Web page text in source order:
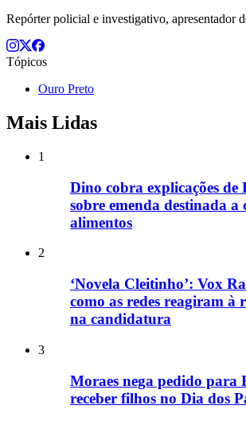
Repórter policial e investigativo, apresentador
Tópicos
Ouro Preto
Mais Lidas
1
Dino cobra explicações
sobre emenda destinada a
alimentos
2
‘Novela Cleitinho’: Vox
como as redes reagiram à
na candidatura
3
Moraes nega pedido para
receber filhos no Dia dos